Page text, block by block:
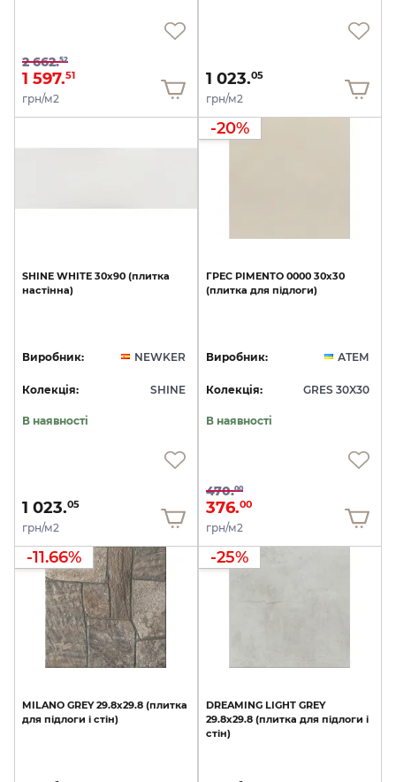
2 662.52
1 597.51
грн/м2
1 023.05
грн/м2
SHINE WHITE 30x90 (плитка
настінна)
Виробник: NEWKER
Колекція: SHINE
В наявності
1 023.05
грн/м2
-20%
ГРЕС PIMENTO 0000 30х30
(плитка для підлоги)
Виробник: АТЕМ
Колекція: GRES 30X30
В наявності
470.00
376.00
грн/м2
-11.66%
MILANO GREY 29.8х29.8 (плитка
для підлоги і стін)
-25%
DREAMING LIGHT GREY
29.8х29.8 (плитка для підлоги і
стін)